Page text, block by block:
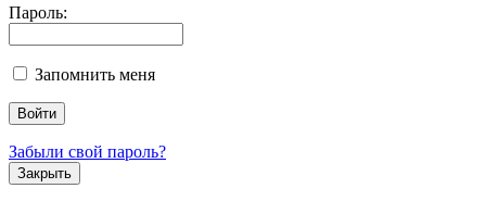
Пароль:
Запомнить меня
Забыли свой пароль?
Закрыть